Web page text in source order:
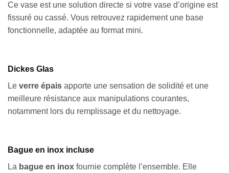
Ce vase est une solution directe si votre vase d’origine est
fissuré ou cassé. Vous retrouvez rapidement une base
fonctionnelle, adaptée au format mini.
Dickes Glas
Le verre épais apporte une sensation de solidité et une
meilleure résistance aux manipulations courantes,
notamment lors du remplissage et du nettoyage.
Bague en inox incluse
La bague en inox fournie complète l’ensemble. Elle